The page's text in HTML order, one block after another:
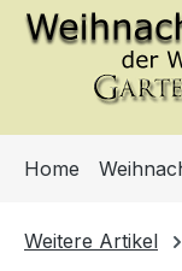
Hauptinhalt
Zur Suche
Zur
Home
Weitere Artikel